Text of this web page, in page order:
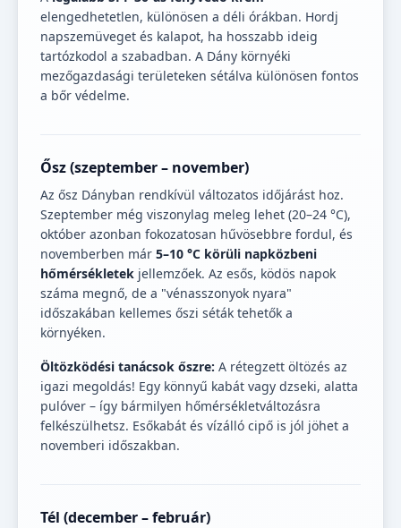
elengedhetetlen, különösen a déli órákban. Hordj
napszemüveget és kalapot, ha hosszabb ideig
tartózkodol a szabadban. A Dány környéki
mezőgazdasági területeken sétálva különösen fontos
a bőr védelme.
Ősz (szeptember – november)
Az ősz Dányban rendkívül változatos időjárást hoz.
Szeptember még viszonylag meleg lehet (20–24 °C),
október azonban fokozatosan hűvösebbre fordul, és
novemberben már 5–10 °C körüli napközbeni
hőmérsékletek jellemzőek. Az esős, ködös napok
száma megnő, de a "vénasszonyok nyara"
időszakában kellemes őszi séták tehetők a
környéken.
Öltözködési tanácsok őszre: A rétegzett öltözés az
igazi megoldás! Egy könnyű kabát vagy dzseki, alatta
pulóver – így bármilyen hőmérsékletváltozásra
felkészülhetsz. Esőkabát és vízálló cipő is jól jöhet a
novemberi időszakban.
Tél (december – február)